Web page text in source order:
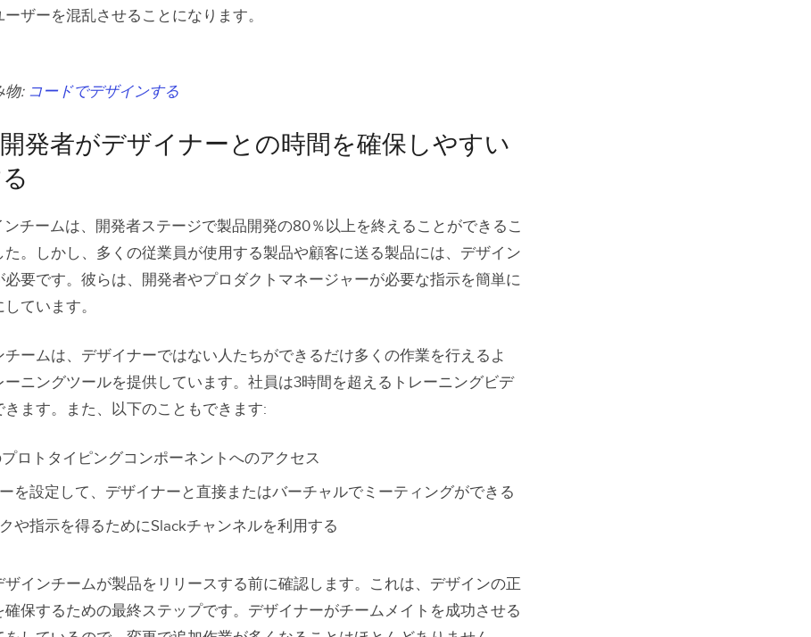
ザーを混乱させることになります。
物: コードでデザインする
発者がデザイナーとの時間を確保しやすい
ンチームは、開発者ステージで製品開発の80％以上を終えることができるこ
た。しかし、多くの従業員が使用する製品や顧客に送る製品には、デザイン
必要です。彼らは、開発者やプロダクトマネージャーが必要な指示を簡単に
ています。
チームは、デザイナーではない人たちができるだけ多くの作業を行えるよ
ーニングツールを提供しています。社員は3時間を超えるトレーニングビデ
きます。また、以下のこともできます:
ロトタイピングコンポーネントへのアクセス
を設定して、デザイナーと直接またはバーチャルでミーティングができる
や指示を得るためにSlackチャンネルを利用する
ザインチームが製品をリリースする前に確認します。これは、デザインの正
保するための最終ステップです。デザイナーがチームメイトを成功させる